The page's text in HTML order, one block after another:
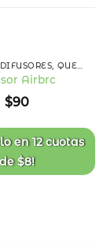
de
deseos
HORNITOS, DIFUSORES, QUEMADORES Y ESENCIAS
Airbrc
$90
en12 cuotas
de$8!